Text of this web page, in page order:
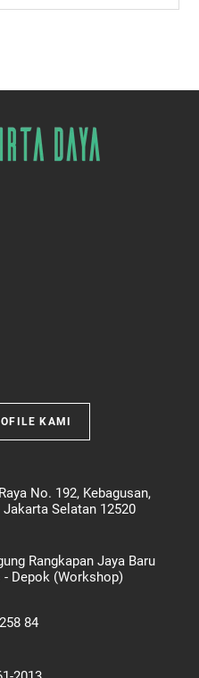
KAMI
No. 192, Kebagusan,
Jakarta Selatan 12520
Rangkapan Jaya Baru
- Depok (Workshop)
84